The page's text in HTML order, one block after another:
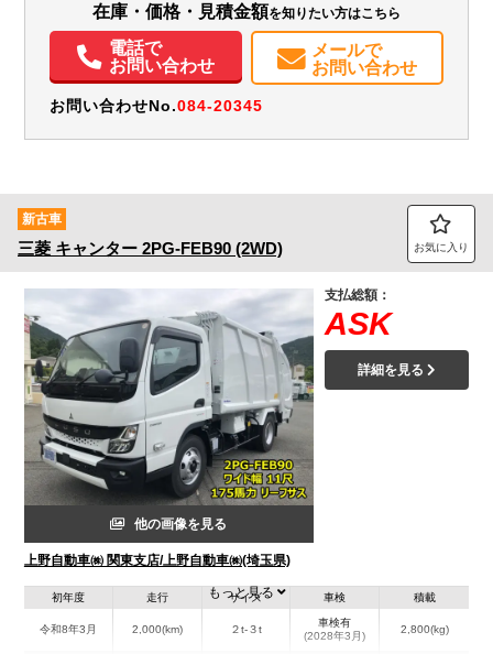
パワステ パワーウィンドウ ABS エアバッグ
集中ドアロック
電動格納ミラー
ETC バックモニター
取扱説明書（一部含む）
メンテナンスノート（保証書）
在庫・価格・見積金額を知りたい方はこちら
電話で
お問い合わせ
メールで
お問い合わせ
お問い合わせNo.084-20345
新古車
三菱 キャンター 2PG-FEB90 (2WD) お気に入り
他の画像を見る
上野自動車㈱ 関東支店/上野自動車㈱(埼玉県)
支払総額：
ASK
詳細を見る
初年度
令和8年3月
走行
2,000(km)
サイズ
２t-３t
車検
車検有
(2028年3月)
積載
2,800(kg)
もっと見る